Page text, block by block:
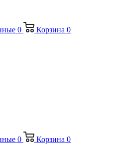
0 Корзина 0
0 Корзина 0